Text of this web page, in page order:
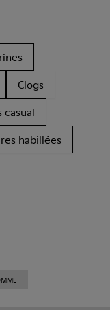
Clogs
casual
habillées